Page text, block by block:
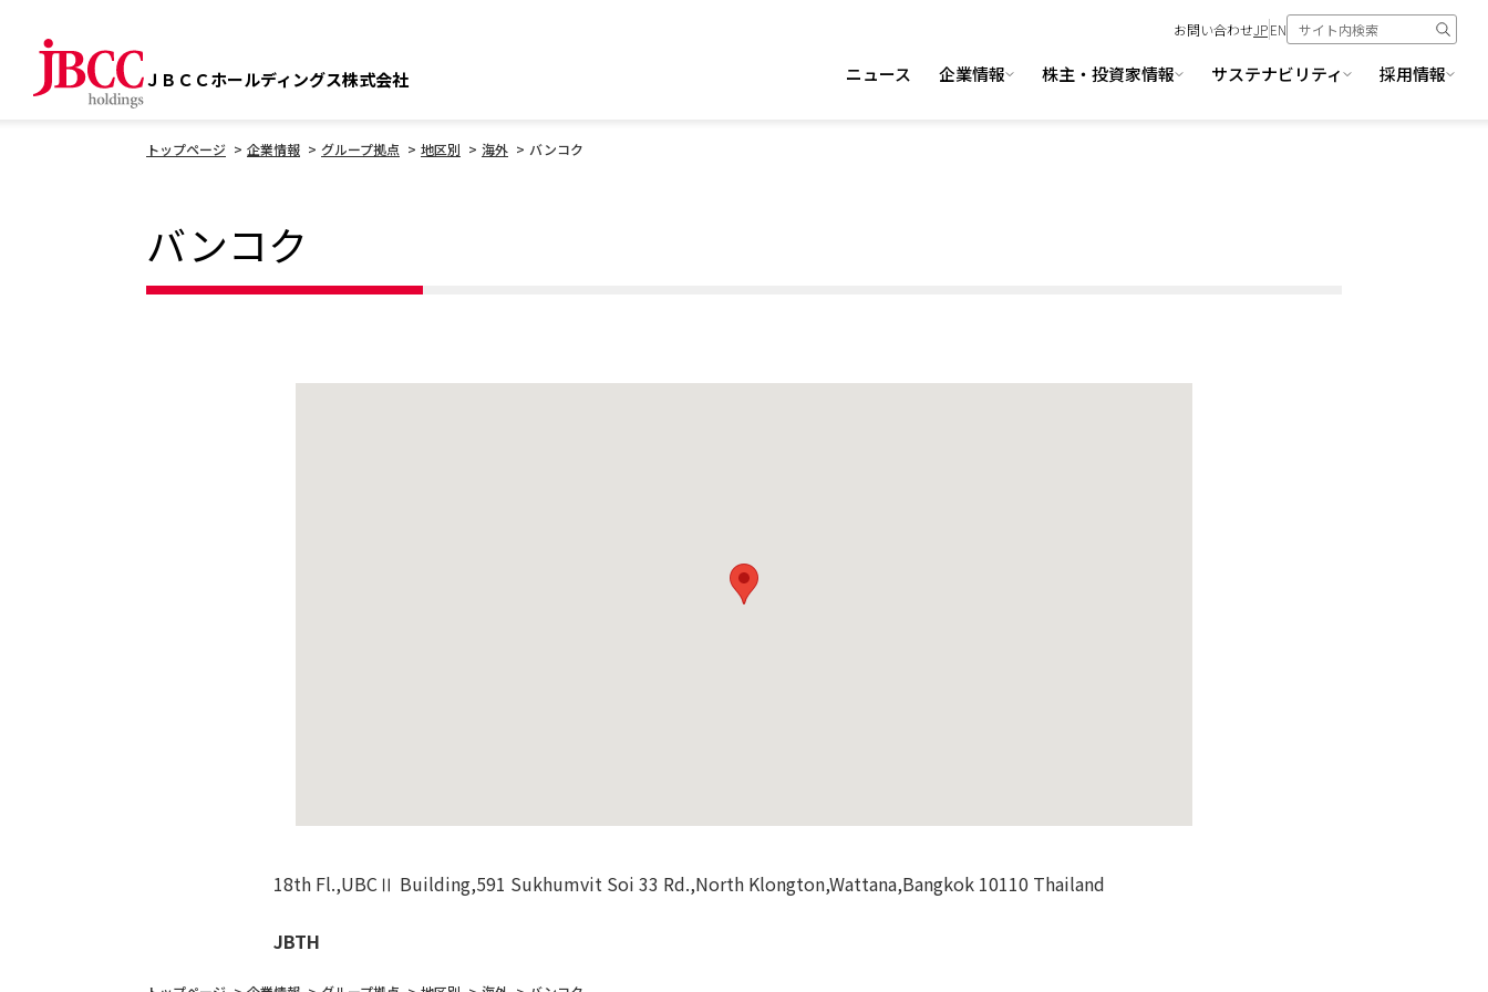
ＪＢＣＣホールディングス株式会社 ニュース 企業情報 株主・投資家情報 サステナビリティ 採用情報
お問い合わせJPEN
トップページ 企業情報 グループ拠点 地区別 海外 バンコク
バンコク
18th Fl.,UBCⅡ Building,591 Sukhumvit Soi 33 Rd.,North Klongton,Wattana,Bangkok 10110 Thailand
JBTH